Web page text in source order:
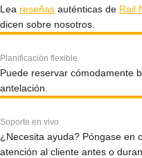
Lea reseñas auténticas de Rail
dicen sobre nosotros.
Planificación flexible
Puede reservar cómodamente
antelación.
Soporte en vivo
¿Necesita ayuda? Póngase en
atención al cliente antes o